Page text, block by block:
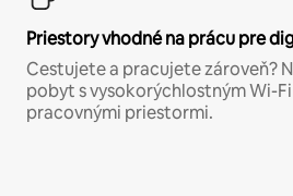
Priestory vhodné na prácu pre
Cestujete a pracujete zároveň?
pobyt s vysokorýchlostným Wi-
pracovnými priestormi.